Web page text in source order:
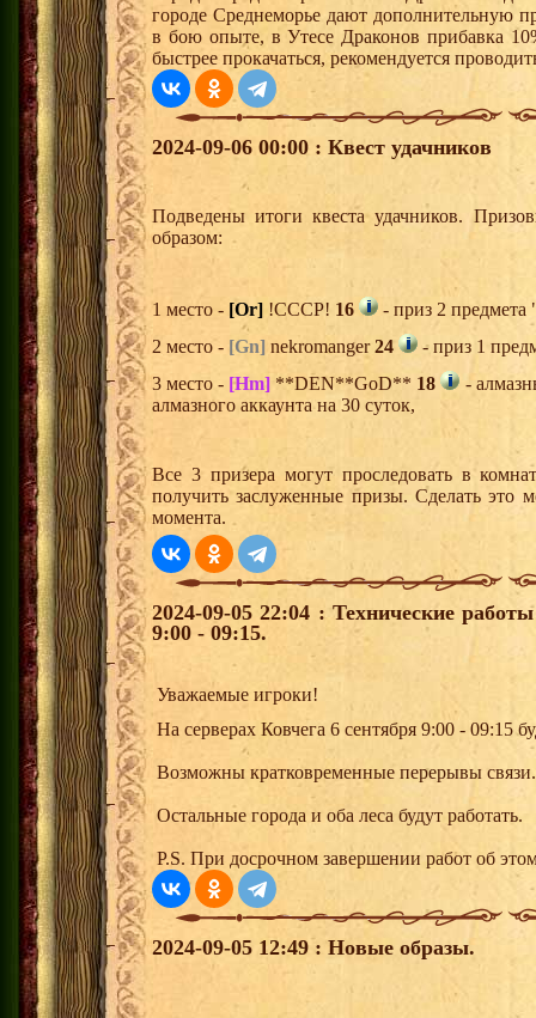
городе Среднеморье дают дополнительную
в бою опыте, в Утесе Драконов прибавка
быстрее прокачаться, рекомендуется
2024-09-06 00:00 : Квест удачников
Подведены итоги квеста удачников.
образом:
1 место - [Or] !СССР! 16
- приз 2 предмета
2 место - [Gn] nekromanger24
- приз 1
3 место - [Hm] **DEN**GoD** 18
-
алмазного аккаунта на 30 суток,
Все 3 призера могут проследовать в
получить заслуженные призы. Сделать это
момента.
2024-09-05 22:04 : Технические
9:00 - 09:15.
Уважаемые игроки!
На серверах Ковчега 6 сентября 9:00 - 09:15
Возможны кратковременные перерывы связи.
Остальные города и оба леса будут работать.
P.S. При досрочном завершении работ об
2024-09-05 12:49 : Новые образы.